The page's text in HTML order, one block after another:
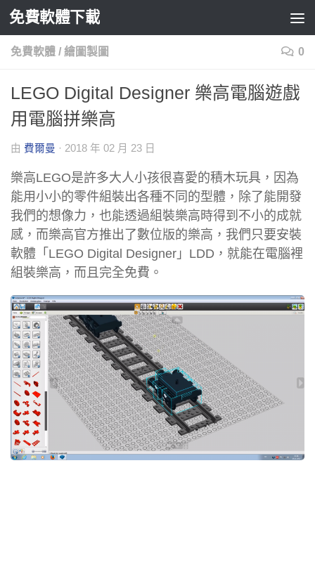
Skip to content
免費軟體下載
免費軟體 / 繪圖製圖 0
LEGO Digital Designer 樂高電腦遊戲
用電腦拼樂高
由 費爾曼 · 2018 年 02 月 23 日
樂高LEGO是許多大人小孩很喜愛的積木玩具，因為
能用小小的零件組裝出各種不同的型體，除了能開發
我們的想像力，也能透過組裝樂高時得到不小的成就
感，而樂高官方推出了數位版的樂高，我們只要安裝
軟體「LEGO Digital Designer」LDD，就能在電腦裡
組裝樂高，而且完全免費。